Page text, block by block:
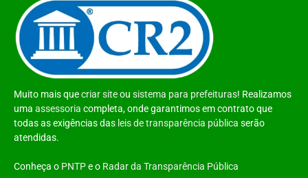
Muito mais quecriar siteou sistema para prefeituras! Realizamos
uma assessoria completa, onde garantimos em contrato que
todas as exigências das leis de transparência pública serão
atendidas.
Conheça o PNTPe o Radar da Transparência Pública